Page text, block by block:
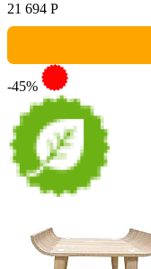
21 694 Р
-45%